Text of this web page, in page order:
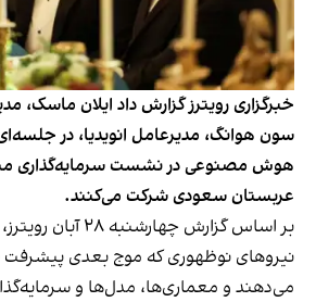
خبرگزاری رویترز گزارش داد ایلان ماسک،
سون هوانگ، مدیرعامل انویدیا، در
هوش مصنوعی در نشست سرمایه‌گذاری
عربستان سعودی شرکت می‌کنند.
بر اساس گزارش
نیروهای نوظهوری که موج بعدی پیشرفت
می‌دهند و معماری‌ها، مدل‌ها و